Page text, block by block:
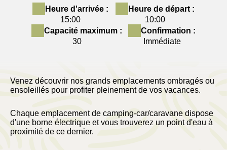
Heure d'arrivée :
15:00
Heure de départ :
10:00
Capacité maximum :
30
Confirmation :
Immédiate
Venez découvrir nos grands emplacements ombragés ou
ensoleillés pour profiter pleinement de vos vacances.
Chaque emplacement de camping-car/caravane dispose
d'une borne électrique et vous trouverez un point d'eau à
proximité de ce dernier.